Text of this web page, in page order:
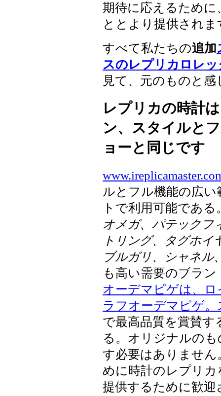
期待に応えるため
ととより提供されま
すべて私たちの追加
スのレプリカロレ
見て、元のものと
レプリカの時計
ン、スタイルと
ョーと同じです
ルとフル機能の広
トで利用可能であ
オメガ、パテックフ
トリング、タグホ
ブルガリ、シャネル
も高い需要のブラ
オーデマピゲは、
ラフオーデマピゲ
で最高品質を賞賛
る。オリジナルの
す必要はありませ
めに時計のレプリ
提供するために歓